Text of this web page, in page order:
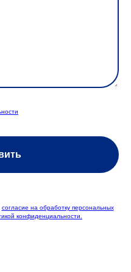
согласие на обработку персональных
конфиденциальности.